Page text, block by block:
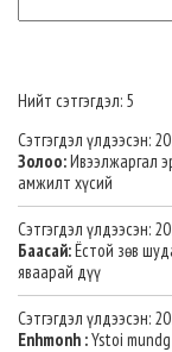
Нийт сэтгэгдэл: 5
Сэтгэгдэл үлдээсэн:
Золоо:Ивээлжаргал
амжилт хүсий
Сэтгэгдэл үлдээсэн:
Баасай:Ёстой зөв
яваарай дүү
Сэтгэгдэл үлдээсэн:
Enhmonh :Ystoi